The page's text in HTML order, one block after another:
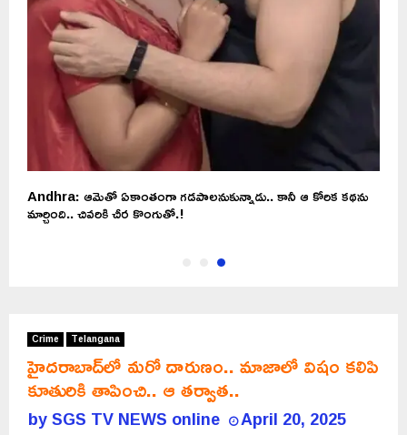
Andhra: ఆమెతో ఏకాంతంగా గడపాలనుకున్నాడు.. కానీ ఆ కోరిక కథను
మార్చింది.. చివరికి చీర కొంగుతో.!
Crime Telangana
హైదరాబాద్‌లో మరో దారుణం.. మాజాలో విషం కలిపి
కూతురికి తాపించి.. ఆ తర్వాత..
bySGS TV NEWS online April 20, 2025